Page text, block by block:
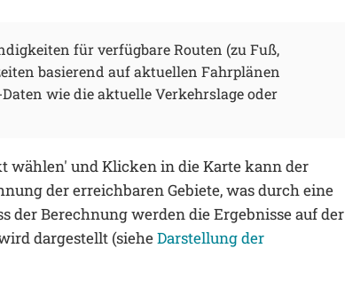
für verfügbare Routen (zu Fuß,
basierend auf aktuellen Fahrplänen
wie die aktuelle Verkehrslage oder
wählen' und Klicken in die Karte kann der
der erreichbaren Gebiete, was durch eine
der Berechnung werden die Ergebnisse auf der
dargestellt (siehe Darstellung der